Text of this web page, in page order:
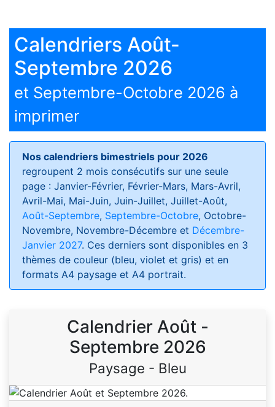
Calendriers Août-
Septembre 2026
et Septembre-Octobre 2026 à
imprimer
Nos calendriers bimestriels pour 2026
regroupent 2 mois consécutifs sur une seule
page : Janvier-Février, Février-Mars, Mars-Avril,
Avril-Mai, Mai-Juin, Juin-Juillet, Juillet-Août,
Août-Septembre, Septembre-Octobre, Octobre-
Novembre, Novembre-Décembre et Décembre-
Janvier 2027. Ces derniers sont disponibles en 3
thèmes de couleur (bleu, violet et gris) et en
formats A4 paysage et A4 portrait.
Calendrier Août -
Septembre 2026
Paysage - Bleu